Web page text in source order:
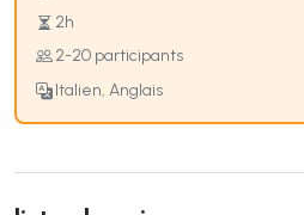
2h
2-20 participants
Italien, Anglais